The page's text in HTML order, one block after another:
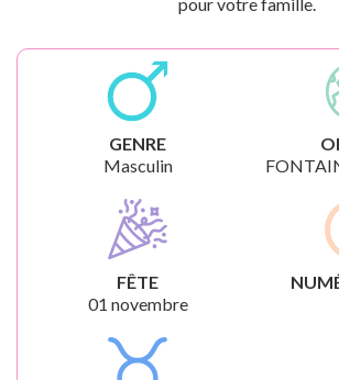
GENRE
Masculin
FÊTE
01 novembre